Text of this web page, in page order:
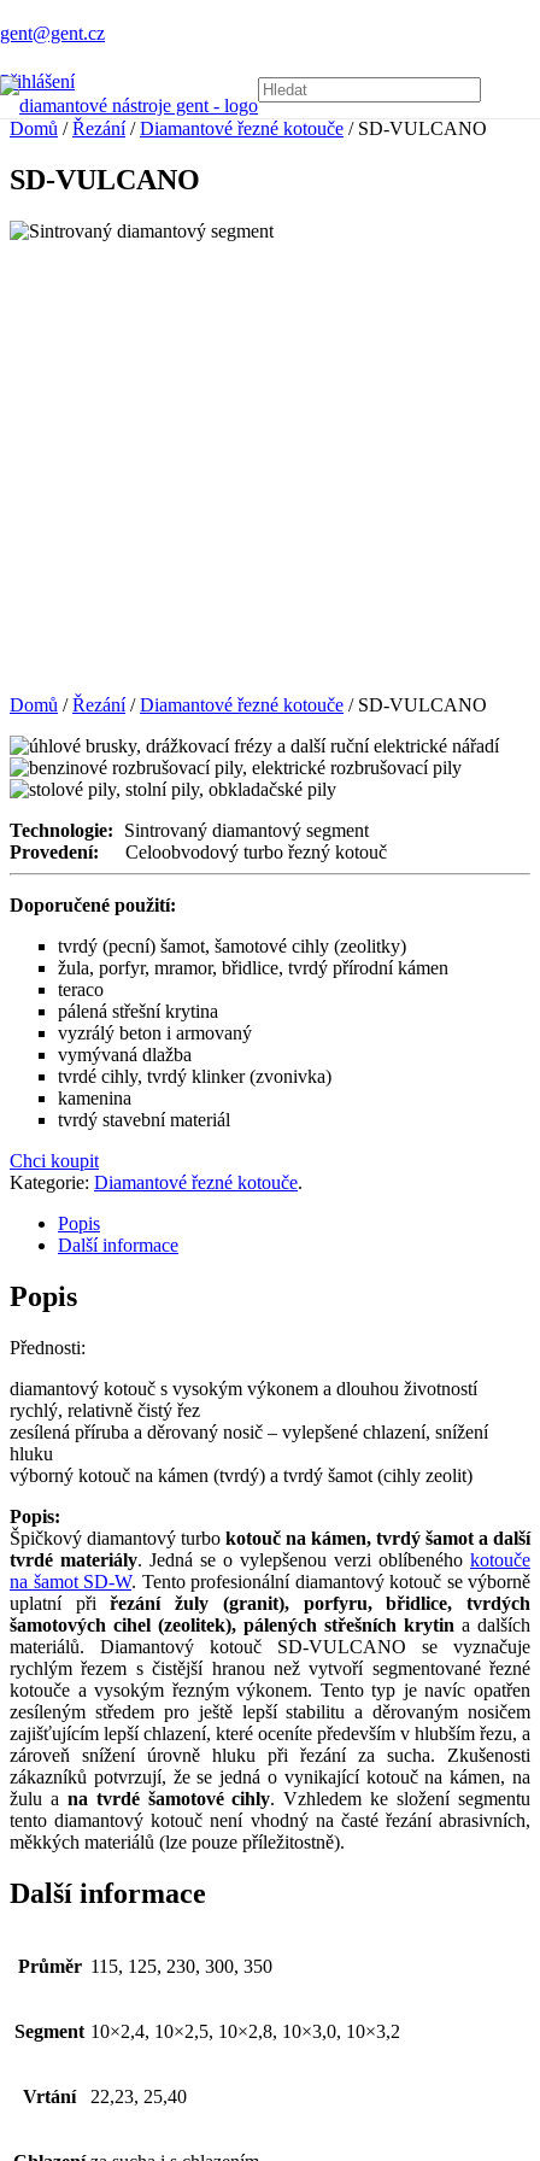
gent@gent.cz
Přihlášení
Domů /Řezání/Diamantové řezné kotouče / SD-VULCANO
SD-VULCANO
Domů /Řezání/Diamantové řezné kotouče / SD-VULCANO
Technologie:
Sintrovaný diamantový segment
Provedení:
Celoobvodový turbo řezný kotouč
Doporučené použití:
tvrdý (pecní) šamot, šamotové cihly (zeolitky)
žula, porfyr, mramor, břidlice, tvrdý přírodní kámen
teraco
pálená střešní krytina
vyzrálý beton i armovaný
vymývaná dlažba
tvrdé cihly, tvrdý klinker (zvonivka)
kamenina
tvrdý stavební materiál
Chci koupit
Kategorie: Diamantové řezné kotouče.
Popis
Další informace
Popis
Přednosti:
diamantový kotouč s vysokým výkonem a dlouhou životností
rychlý, relativně čistý řez
zesílená příruba a děrovaný nosič – vylepšené chlazení, snížení
hluku
výborný kotouč na kámen (tvrdý) a tvrdý šamot (cihly zeolit)
Popis:
Špičkový diamantový turbo kotouč na kámen, tvrdý šamot a další
tvrdé materiály. Jedná se o vylepšenou verzi oblíbeného kotouče
na šamot SD-W. Tento profesionální diamantový kotouč se výborně
uplatní přiřezání žuly (granit), porfyru, břidlice, tvrdých
šamotových cihel (zeolitek), pálených střešních krytin a dalších
materiálů. Diamantový kotouč SD-VULCANO se vyznačuje
rychlým řezem s čistější hranou než vytvoří segmentované řezné
kotouče a vysokým řezným výkonem. Tento typ je navíc opatřen
zesíleným středem pro ještě lepší stabilitu a děrovaným nosičem
zajišťujícím lepší chlazení, které oceníte především v hlubším řezu, a
zároveň snížení úrovně hluku při řezání za sucha. Zkušenosti
zákazníků potvrzují, že se jedná o vynikající kotouč na kámen, na
žulu a na tvrdé šamotové cihly. Vzhledem ke složení segmentu
tento diamantový kotouč není vhodný na časté řezání abrasivních,
měkkých materiálů (lze pouze příležitostně).
Další informace
Průměr 115, 125, 230, 300, 350
Segment 10×2,4, 10×2,5, 10×2,8, 10×3,0, 10×3,2
Vrtání 22,23, 25,40